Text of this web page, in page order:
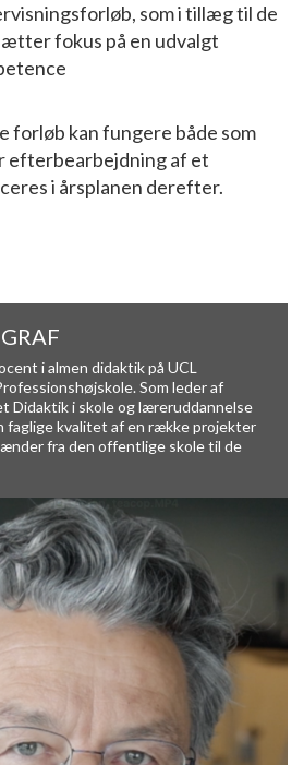
som i tillæg til de
fokus på en udvalgt
forløb kan fungere både som
efterbearbejdning af et
i årsplanen derefter.
i almen didaktik på UCL
. Som leder af
Didaktik i skole og læreruddannelse
faglige kvalitet af en række projekter
fra den offentlige skole til de